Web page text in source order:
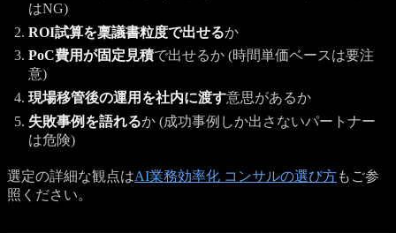
はNG)
ROI試算を稟議書粒度で出せるか
PoC費用が固定見積で出せるか (時間単価ベースは要注
意)
現場移管後の運用を社内に渡す意思があるか
失敗事例を語れるか (成功事例しか出さないパートナー
は危険)
選定の詳細な観点はAI業務効率化 コンサルの選び方もご参
照ください。